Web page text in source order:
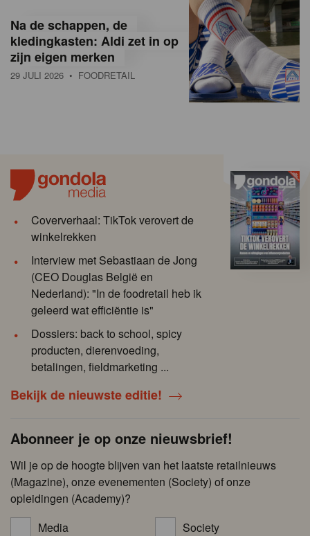
Na de schappen, de
kledingkasten: Aldi zet in op
zijn eigen merken
29 JULI 2026 • FOODRETAIL
Coververhaal: TikTok verovert de
winkelrekken
Interview met Sebastiaan de Jong
(CEO Douglas België en
Nederland): "In de foodretail heb ik
geleerd wat efficiëntie is"
Dossiers: back to school, spicy
producten, dierenvoeding,
betalingen, fieldmarketing ...
Bekijk de nieuwste editie!
Abonneer je op onze nieuwsbrief!
Wil je op de hoogte blijven van het laatste retailnieuws
(Magazine), onze evenementen (Society) of onze
opleidingen (Academy)?
Media
Society